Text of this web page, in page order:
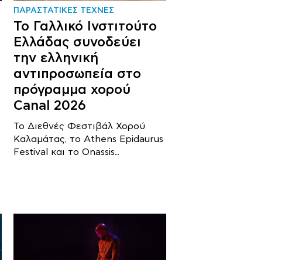
ΠΑΡΑΣΤΑΤΙΚΕΣ ΤΕΧΝΕΣ
Το Γαλλικό Ινστιτούτο
Ελλάδας συνοδεύει
την ελληνική
αντιπροσωπεία στο
πρόγραμμα χορού
Canal 2026
Το Διεθνές Φεστιβάλ Χορού
Καλαμάτας, το Athens Epidaurus
Festival και το Onassis..